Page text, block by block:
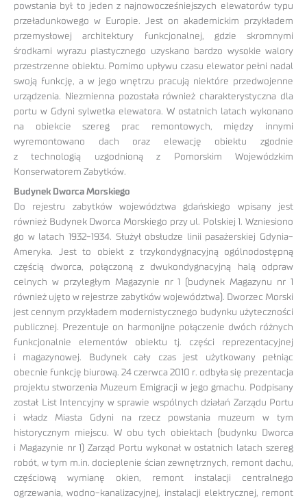
powstania był to jeden z najnowocześniejszych elewatorów typu
przeładunkowego w Europie. Jest on akademickim przykładem
przemysłowej architektury funkcjonalnej, gdzie skromnymi
środkami wyrazu plastycznego uzyskano bardzo wysokie walory
przestrzenne obiektu. Pomimo upływu czasu elewator pełni nadal
swoją funkcję, a w jego wnętrzu pracują niektóre przedwojenne
urządzenia. Niezmienna pozostała również charakterystyczna dla
portu w Gdyni sylwetka elewatora. W ostatnich latach wykonano
na obiekcie szereg prac remontowych, między innymi
wyremontowano dach oraz elewację obiektu zgodnie
z technologią uzgodnioną z Pomorskim Wojewódzkim
Konserwatorem Zabytków.
Budynek Dworca Morskiego
Do rejestru zabytków województwa gdańskiego wpisany jest
również Budynek Dworca Morskiego przy ul. Polskiej 1. Wzniesiono
go w latach 1932-1934. Służył obsłudze linii pasażerskiej Gdynia-
Ameryka. Jest to obiekt z trzykondygnacyjną ogólnodostępną
częścią dworca, połączoną z dwukondygnacyjną halą odpraw
celnych w przyległym Magazynie nr 1 (budynek Magazynu nr 1
również ujęto w rejestrze zabytków województwa). Dworzec Morski
jest cennym przykładem modernistycznego budynku użyteczności
publicznej. Prezentuje on harmonijne połączenie dwóch różnych
funkcjonalnie elementów obiektu tj. części reprezentacyjnej
i magazynowej. Budynek cały czas jest użytkowany pełniąc
obecnie funkcję biurową. 24 czerwca 2010 r. odbyła się prezentacja
projektu stworzenia Muzeum Emigracji w jego gmachu. Podpisany
został List Intencyjny w sprawie wspólnych działań Zarządu Portu
i władz Miasta Gdyni na rzecz powstania muzeum w tym
historycznym miejscu. W obu tych obiektach (budynku Dworca
i Magazynie nr 1) Zarząd Portu wykonał w ostatnich latach szereg
robót, w tym m.in. docieplenie ścian zewnętrznych, remont dachu,
częściową wymianę okien, remont instalacji centralnego
ogrzewania, wodno-kanalizacyjnej, instalacji elektrycznej, remont